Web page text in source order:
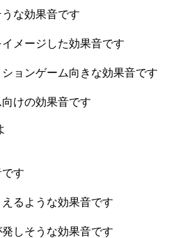
な効果音です
メージした効果音です
ョンゲーム向きな効果音です
けの効果音です
す
るような効果音です
しそうな効果音です